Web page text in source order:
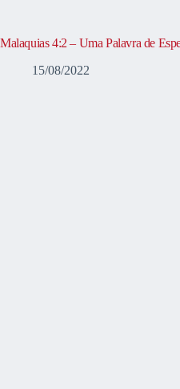
Malaquias 4:2 – Uma Palavra de
15/08/2022